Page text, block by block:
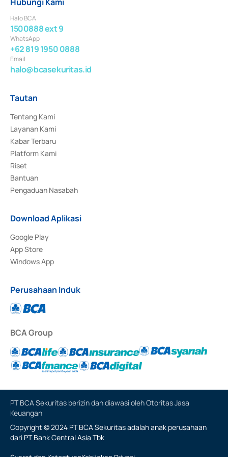
Halo BCA
1500888 ext 9
WhatsApp
+62 819 1950 0888
Email
halo@bcasekuritas.id
Tautan
Tentang Kami
Layanan Kami
Kabar Terbaru
Platform Kami
Riset
Bantuan
Pengaduan Nasabah
Download Aplikasi
Google Play
App Store
Windows App
Perusahaan Induk
BCA Group
PT BCA Sekuritas berizin dan diawasi oleh Otoritas Jasa
Keuangan
Copyright © 2024 PT BCA Sekuritas adalah anak perusahaan
dari PT Bank Central Asia Tbk